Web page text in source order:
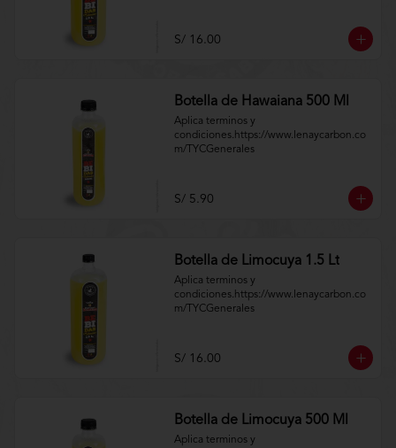
S/ 16.00
Botella de Hawaiana 500 Ml
Aplica terminos y
condiciones.https://www.lenaycarbon.co
m/TYCGenerales
S/ 5.90
Botella de Limocuya 1.5 Lt
Aplica terminos y
condiciones.https://www.lenaycarbon.co
m/TYCGenerales
S/ 16.00
Botella de Limocuya 500 Ml
Aplica terminos y